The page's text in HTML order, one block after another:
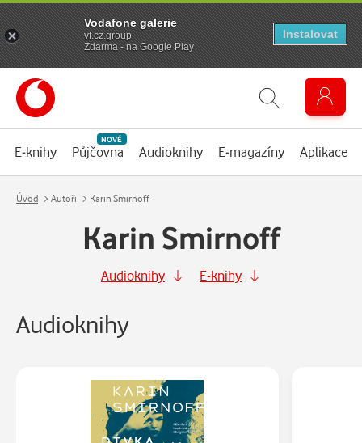
E-knihy Půjčovna
NOVÉ
Audioknihy E-magazíny Aplikace
Úvod Autoři Karin Smirnoff
Karin Smirnoff
Audioknihy E-knihy
Audioknihy
Vodafone galerie
vf.cz.group
Zdarma - na Google Play
Instalovat